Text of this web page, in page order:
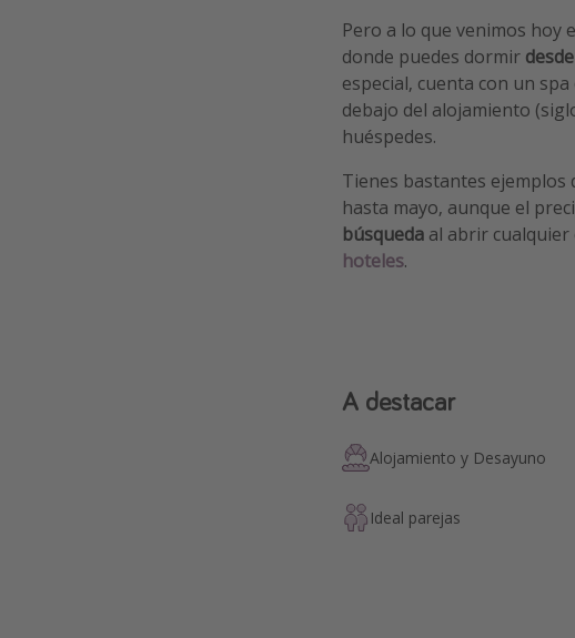
Pero a lo que venimos hoy
donde puedes dormir
especial, cuenta con un
debajo del alojamiento
huéspedes.
Tienes bastantes ejemplos
hasta mayo, aunque el
búsqueda al abrir
hoteles.
A destacar
Alojamiento y Desayuno
Ideal parejas